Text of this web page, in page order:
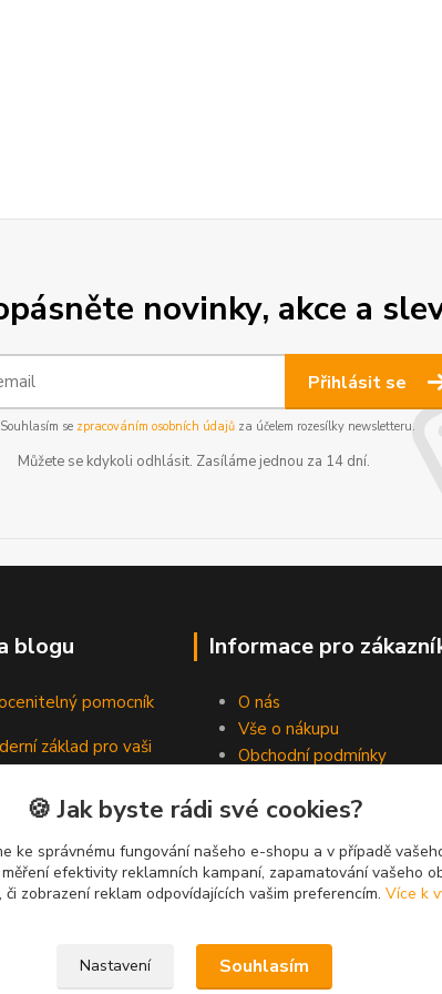
novinky, akce a
Přihlásit se
Souhlasím se zpracováním osobních údajůza účelem rozesílky newsletteru.
Můžete se kdykoli odhlásit. Zasíláme jednou za 14 dní.
blogu
pomocník
základ pro vaši
pevných spojů
Informace pro
O nás
Vše o nákupu
Obchodní podmínky
Blog
🍪 Jak byste rádi své cookies?
ke správnému fungování našeho e-shopu a v případě
efektivity reklamních kampaní, zapamatování vašeho
zobrazení reklam odpovídajících vašim preferencím. Více k
Nastavení Souhlasím